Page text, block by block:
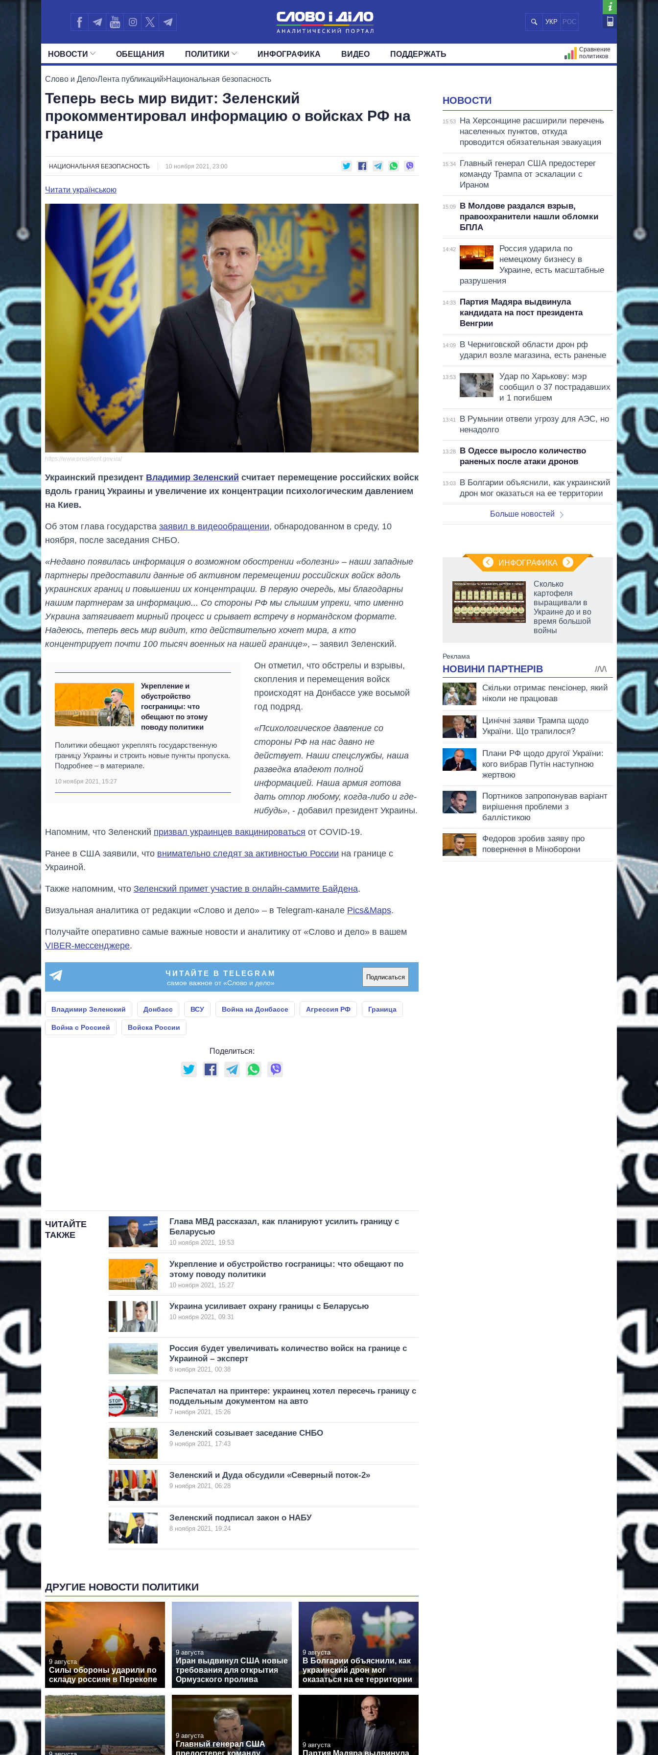
УКР РОС
НОВОСТИ
ЛЕНТА СОБЫТИЯ
ПОЛИТИКА
ОБЕЩАНИЯ ПОЛИТИКИ
ВСЕ ПОЛИТИКИ ПРЕЗИДЕНТ И ОФИС ВЕРХОВНАЯ РАДА
ДЕПУТАТЫ
ИНФОГРАФИКА ВИДЕО ПОДДЕРЖАТЬ
Сравнение
политиков
Слово и Дело›Лента публикаций›Национальная безопасность
Теперь весь мир видит: Зеленский
прокомментировал информацию о войсках РФ на
границе
НАЦИОНАЛЬНАЯ БЕЗОПАСНОСТЬ 10 ноября 2021, 23:00
Читати українською
https://www.president.gov.ua/
Украинский президент Владимир Зеленский считает перемещение российских войск
вдоль границ Украины и увеличение их концентрации психологическим давлением
на Киев.
Об этом глава государства заявил в видеообращении, обнародованном в среду, 10
ноября, после заседания СНБО.
«Недавно появилась информация о возможном обострении «болезни» – наши западные
партнеры предоставили данные об активном перемещении российских войск вдоль
украинских границ и повышении их концентрации. В первую очередь, мы благодарны
нашим партнерам за информацию... Со стороны РФ мы слышим упреки, что именно
Украина затягивает мирный процесс и срывает встречу в нормандском формате.
Надеюсь, теперь весь мир видит, кто действительно хочет мира, а кто
концентрирует почти 100 тысяч военных на нашей границе», – заявил Зеленский.
Укрепление и
обустройство
госграницы: что
обещают по этому
поводу политики
Политики обещают укреплять государственную
границу Украины и строить новые пункты пропуска.
Подробнее – в материале.
10 ноября 2021, 15:27
Он отметил, что обстрелы и взрывы,
скопления и перемещения войск
происходят на Донбассе уже восьмой
год подряд.
«Психологическое давление со
стороны РФ на нас давно не
действует. Наши спецслужбы, наша
разведка владеют полной
информацией. Наша армия готова
дать отпор любому, когда-либо и где-
нибудь», - добавил президент Украины.
Напомним, что Зеленский призвал украинцев вакцинироваться от COVID-19.
Ранее в США заявили, что внимательно следят за активностью России на границе с
Украиной.
Также напомним, что Зеленский примет участие в онлайн-саммите Байдена.
Визуальная аналитика от редакции «Слово и дело» – в Telegram-канале Pics&Maps.
Получайте оперативно самые важные новости и аналитику от «Слово и дело» в вашем
VIBER-мессенджере.
ЧИТАЙТЕ В TELEGRAM
самое важное от «Слово и дело»
Подписаться
Владимир Зеленский Донбасс ВСУ Война на Донбассе Агрессия РФ Граница
Война с Россией Войска России
Поделиться:
ЧИТАЙТЕ
ТАКЖЕ
Глава МВД рассказал, как планируют усилить границу с
Беларусью
10 ноября 2021, 19:53
Укрепление и обустройство госграницы: что обещают по
этому поводу политики
10 ноября 2021, 15:27
Украина усиливает охрану границы с Беларусью
10 ноября 2021, 09:31
Россия будет увеличивать количество войск на границе с
Украиной – эксперт
8 ноября 2021, 00:38
Распечатал на принтере: украинец хотел пересечь границу с
поддельным документом на авто
7 ноября 2021, 15:26
Зеленский созывает заседание СНБО
9 ноября 2021, 17:43
Зеленский и Дуда обсудили «Северный поток-2»
9 ноября 2021, 06:28
Зеленский подписал закон о НАБУ
8 ноября 2021, 19:24
ДРУГИЕ НОВОСТИ ПОЛИТИКИ
9 августа
Силы обороны ударили по
складу россиян в Перекопе
9 августа
Иран выдвинул США новые
требования для открытия
Ормузского пролива
9 августа
В Болгарии объяснили, как
украинский дрон мог
оказаться на ее территории
9 августа
Главный генерал США
предостерег команду
9 августа
Партия Мадяра выдвинула
НОВОСТИ
15:53
На Херсонщине расширили перечень
населенных пунктов, откуда
проводится обязательная эвакуация
15:34
Главный генерал США предостерег
команду Трампа от эскалации с
Ираном
15:09
В Молдове раздался взрыв,
правоохранители нашли обломки
БПЛА
14:42
Россия ударила по
немецкому бизнесу в
Украине, есть масштабные
разрушения
14:33
Партия Мадяра выдвинула
кандидата на пост президента
Венгрии
14:09
В Черниговской области дрон рф
ударил возле магазина, есть раненые
13:53
Удар по Харькову: мэр
сообщил о 37 пострадавших
и 1 погибшем
13:41
В Румынии отвели угрозу для АЭС, но
ненадолго
13:28
В Одессе выросло количество
раненых после атаки дронов
13:03
В Болгарии объяснили, как украинский
дрон мог оказаться на ее территории
Больше новостей
ИНФОГРАФИКА
Дефицит памяти:
как вырос спрос
на чипы за
что прогнозируют
Сколько
картофеля
выращивали в
Украине до и во
время большой
войны